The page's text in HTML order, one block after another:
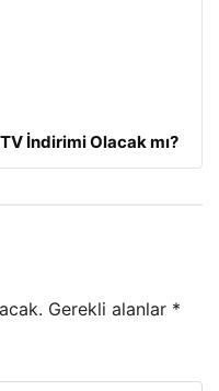
İndirimi Olacak mı?
Gerekli alanlar *